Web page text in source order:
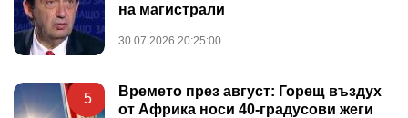
на магистрали
30.07.2026 20:25:00
5
Времето през август: Горещ въздух
от Африка носи 40-градусови жеги